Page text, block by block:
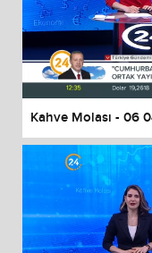
Kahve Molası - 06